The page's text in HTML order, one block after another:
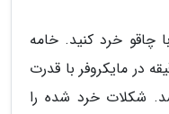
چاقو خرد کنید. خامه
در مایکروفر با قدرت
شکلات خرد شده را